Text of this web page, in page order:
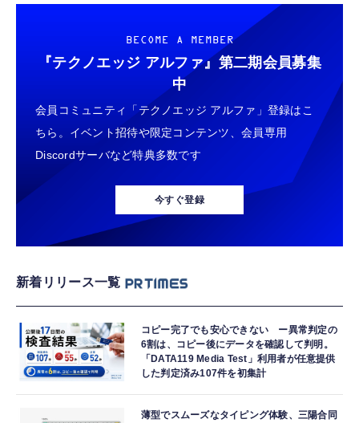
BECOME A MEMBER
『テクノエッジ アルファ』 第二期会員募集
中
会員コミュニティ「テクノエッジ アルファ」登録はこ
ちら。イベント招待や限定コンテンツ、会員専用
Discordサーバなど特典多数です
今すぐ登録
新着リリース一覧
コピー完了でも安心できない ー異常判定の
6割は、コピー後にデータを確認して判明。
「DATA119 Media Test」利用者が任意提供
した判定済み107件を初集計
薄型でスムーズなタイピング体験、三陽合同